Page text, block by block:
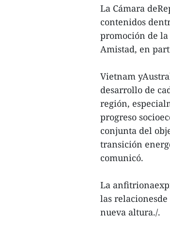
La Cámara
contenidos
promoción de
Amistad, en
Vietnam
desarrollo de
región,
progreso
conjunta del
transición
comunicó.
La
las
nueva altura./.